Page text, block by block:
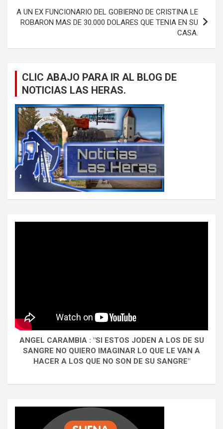
A UN EX FUNCIONARIO DEL GOBIERNO DE CRISTINA LE
ROBARON MAS DE 30.000 DOLARES QUE TENIA EN SU
CASA.
CLIC ABAJO PARA IR AL BLOG DE
NOTICIAS LAS HERAS.
ANGEL CARAMBIA : "SI ESTOS JODEN A LOS DE SU
SANGRE NO QUIERO IMAGINAR LO QUE LE VAN A
HACER A LOS QUE NO SON DE SU SANGRE"